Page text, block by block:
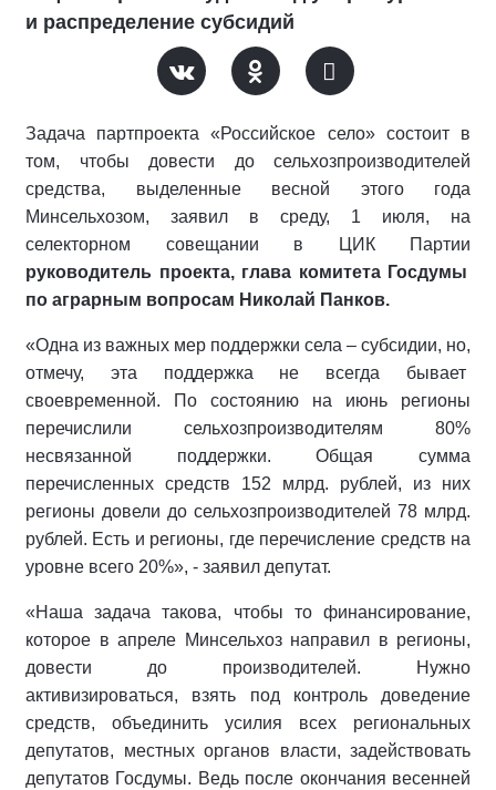
и распределение субсидий
Задача партпроекта «Российское село» состоит в
том, чтобы довести до сельхозпроизводителей
средства, выделенные весной этого года
Минсельхозом, заявил в среду, 1 июля, на
селекторном совещании в ЦИК Партии
руководитель проекта, глава комитета Госдумы
по аграрным вопросам Николай Панков.
«Одна из важных мер поддержки села – субсидии, но,
отмечу, эта поддержка не всегда бывает
своевременной. По состоянию на июнь регионы
перечислили сельхозпроизводителям 80%
несвязанной поддержки. Общая сумма
перечисленных средств 152 млрд. рублей, из них
регионы довели до сельхозпроизводителей 78 млрд.
рублей. Есть и регионы, где перечисление средств на
уровне всего 20%», - заявил депутат.
«Наша задача такова, чтобы то финансирование,
которое в апреле Минсельхоз направил в регионы,
довести до производителей. Нужно
активизироваться, взять под контроль доведение
средств, объединить усилия всех региональных
депутатов, местных органов власти, задействовать
депутатов Госдумы. Ведь после окончания весенней